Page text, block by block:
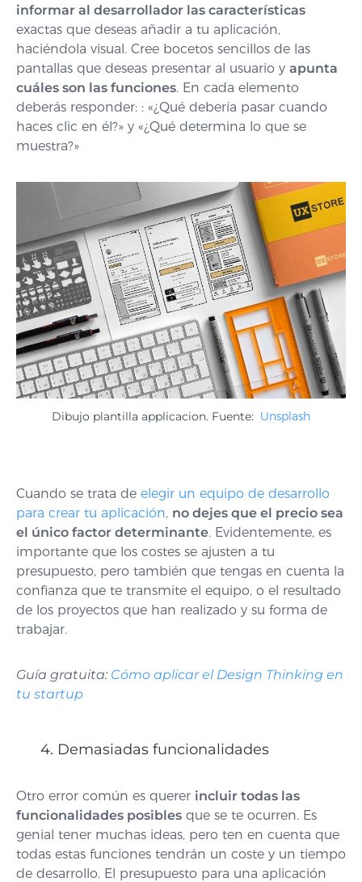
informar al desarrollador las características
exactas que deseas añadir a tu aplicación,
haciéndola visual. Cree bocetos sencillos de las
pantallas que deseas presentar al usuario y apunta
cuáles son las funciones. En cada elemento
deberás responder: : «¿Qué debería pasar cuando
haces clic en él?» y «¿Qué determina lo que se
muestra?»
Dibujo plantilla applicacion. Fuente: Unsplash
Cuando se trata de elegir un equipo de desarrollo
para crear tu aplicación, no dejes que el precio sea
el único factor determinante. Evidentemente, es
importante que los costes se ajusten a tu
presupuesto, pero también que tengas en cuenta la
confianza que te transmite el equipo, o el resultado
de los proyectos que han realizado y su forma de
trabajar.
Guía gratuita: Cómo aplicar el Design Thinking en
tu startup
4. Demasiadas funcionalidades
Otro error común es querer incluir todas las
funcionalidades posibles que se te ocurren. Es
genial tener muchas ideas, pero ten en cuenta que
todas estas funciones tendrán un coste y un tiempo
de desarrollo. El presupuesto para una aplicación